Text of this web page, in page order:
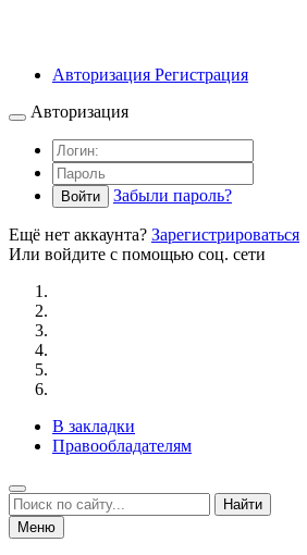
Авторизация Регистрация
Авторизация
Войти Забыли пароль?
Ещё нет аккаунта? Зарегистрироваться
Или войдите с помощью соц. сети
В закладки
Правообладателям
Найти
Меню